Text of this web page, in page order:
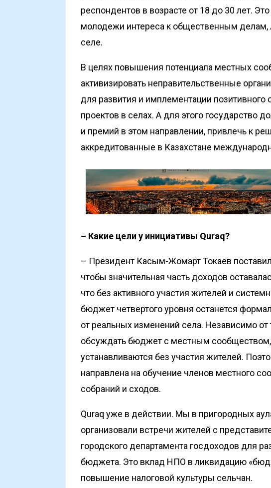
респондентов в возрасте от 18 до 30 лет.
молодежи интереса к общественным делам,
селе.
В целях повышения потенциала местных
активизировать неправительственные
для развития и имплементации
проектов в селах. А для этого государство
и премий в этом направлении, привлечь к
аккредитованные в Казахстане
– Какие цели у инициативы Quraq?
– Президент Касым-Жомарт Токаев
чтобы значительная часть доходов
что без активного участия жителей и
бюджет четвертого уровня останется
от реальных изменений села. Независимо от
обсуждать бюджет с местным сообществом,
устанавливаются без участия жителей.
направлена на обучение членов местного
собраний и сходов.
Quraq уже в действии. Мы в пригородных
организовали встречи жителей с
городского департамента госдоходов для
бюджета. Это вклад НПО в ликвидацию
повышение налоговой культуры сельчан.